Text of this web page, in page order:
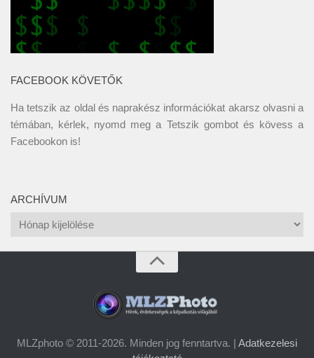
FACEBOOK KÖVETŐK
Ha tetszik az oldal és naprakész információkat akarsz olvasni a
témában, kérlek, nyomd meg a Tetszik gombot és kövess a
Facebookon is!
ARCHÍVUM
Archívum
MLZphoto © 2011-2026. Minden jog fenntartva. | Adatkezelesi